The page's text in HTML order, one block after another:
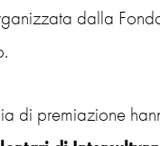
dalla
di premiazione